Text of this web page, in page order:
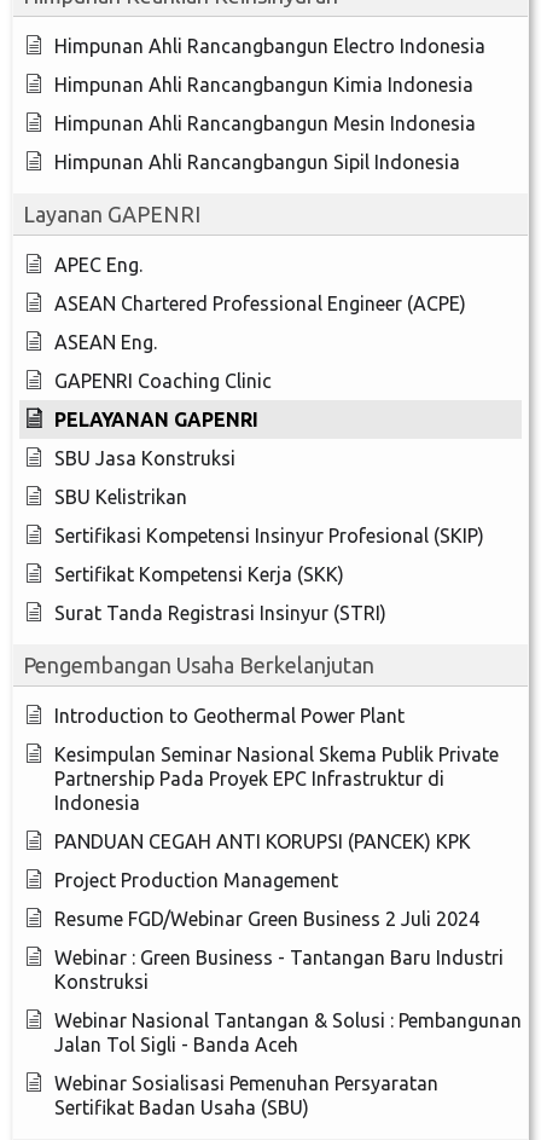
Himpunan Ahli Rancangbangun Electro Indonesia
Himpunan Ahli Rancangbangun Kimia Indonesia
Himpunan Ahli Rancangbangun Mesin Indonesia
Himpunan Ahli Rancangbangun Sipil Indonesia
Layanan GAPENRI
APEC Eng.
ASEAN Chartered Professional Engineer (ACPE)
ASEAN Eng.
GAPENRI Coaching Clinic
PELAYANAN GAPENRI
SBU Jasa Konstruksi
SBU Kelistrikan
Sertifikasi Kompetensi Insinyur Profesional (SKIP)
Sertifikat Kompetensi Kerja (SKK)
Surat Tanda Registrasi Insinyur (STRI)
Pengembangan Usaha Berkelanjutan
Introduction to Geothermal Power Plant
Kesimpulan Seminar Nasional Skema Publik Private
Partnership Pada Proyek EPC Infrastruktur di
Indonesia
PANDUAN CEGAH ANTI KORUPSI (PANCEK) KPK
Project Production Management
Resume FGD/Webinar Green Business 2 Juli 2024
Webinar : Green Business - Tantangan Baru Industri
Konstruksi
Webinar Nasional Tantangan & Solusi : Pembangunan
Jalan Tol Sigli - Banda Aceh
Webinar Sosialisasi Pemenuhan Persyaratan
Sertifikat Badan Usaha (SBU)